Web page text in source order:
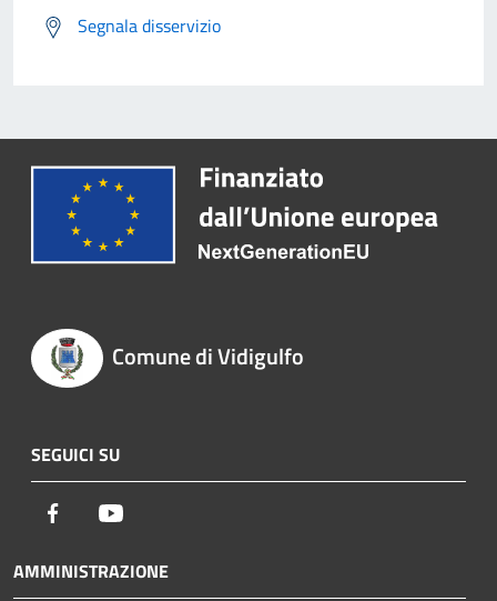
Segnala disservizio
Comune di Vidigulfo
SEGUICI SU
Facebook
AMMINISTRAZIONE